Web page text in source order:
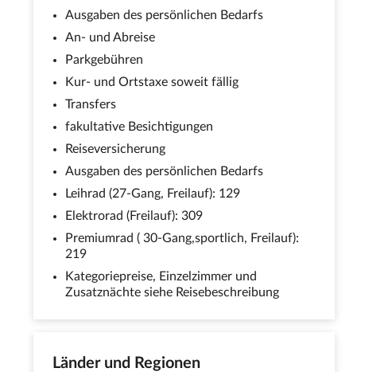
Ausgaben des persönlichen Bedarfs
An- und Abreise
Parkgebühren
Kur- und Ortstaxe soweit fällig
Transfers
fakultative Besichtigungen
Reiseversicherung
Ausgaben des persönlichen Bedarfs
Leihrad (27-Gang, Freilauf): 129
Elektrorad (Freilauf): 309
Premiumrad ( 30-Gang,sportlich, Freilauf):
219
Kategoriepreise, Einzelzimmer und
Zusatznächte siehe Reisebeschreibung
Länder und Regionen